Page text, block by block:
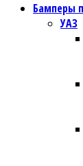
Бамперы
УАЗ